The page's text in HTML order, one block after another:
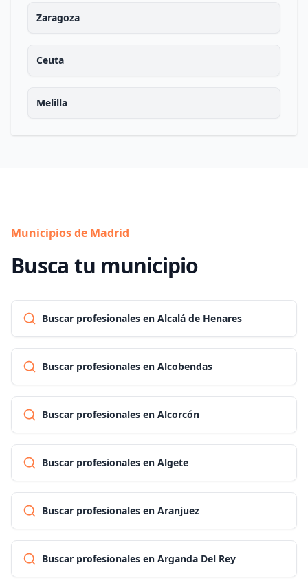
Zaragoza
Ceuta
Melilla
Municipios de Madrid
Busca tu municipio
Buscar profesionales en Alcalá de Henares
Buscar profesionales en Alcobendas
Buscar profesionales en Alcorcón
Buscar profesionales en Algete
Buscar profesionales en Aranjuez
Buscar profesionales en Arganda Del Rey